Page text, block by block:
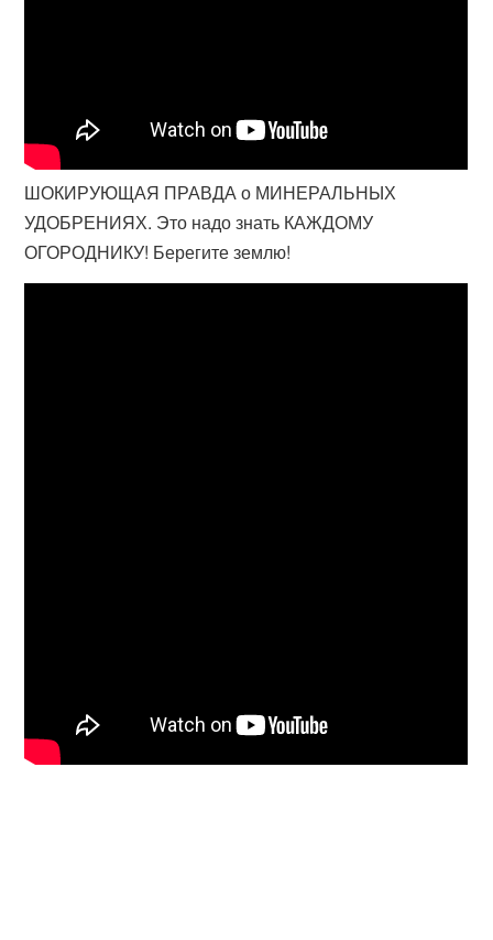
ШОКИРУЮЩАЯ ПРАВДА о МИНЕРАЛЬНЫХ
УДОБРЕНИЯХ. Это надо знать КАЖДОМУ
ОГОРОДНИКУ! Берегите землю!